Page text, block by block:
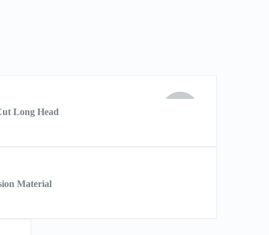
Long Head
Material